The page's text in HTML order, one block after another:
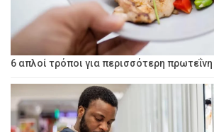
6 απλοί τρόποι για περισσότερη